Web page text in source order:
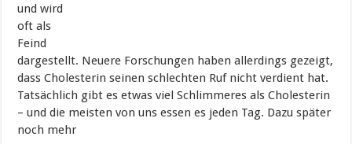
und wird
oft als
Feind
dargestellt. Neuere Forschungen haben allerdings gezeigt,
dass Cholesterin seinen schlechten Ruf nicht verdient hat.
Tatsächlich gibt es etwas viel Schlimmeres als Cholesterin
– und die meisten von uns essen es jeden Tag. Dazu später
noch mehr